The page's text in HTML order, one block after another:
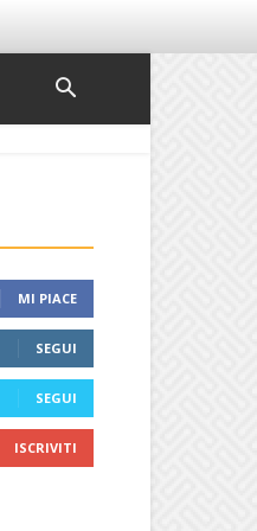
MI PIACE
SEGUI
SEGUI
ISCRIVITI